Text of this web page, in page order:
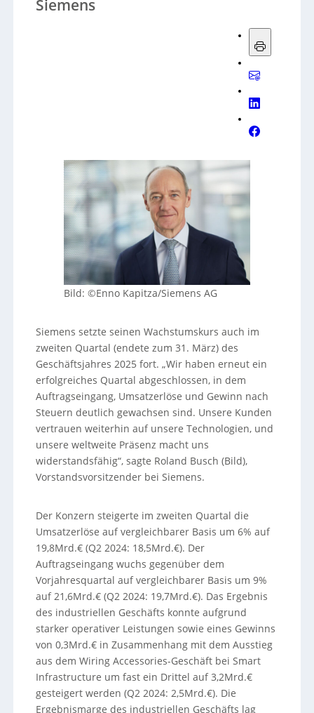
Siemens
Bild: ©Enno Kapitza/Siemens AG
Siemens setzte seinen Wachstumskurs auch im
zweiten Quartal (endete zum 31. März) des
Geschäftsjahres 2025 fort. „Wir haben erneut ein
erfolgreiches Quartal abgeschlossen, in dem
Auftragseingang, Umsatzerlöse und Gewinn nach
Steuern deutlich gewachsen sind. Unsere Kunden
vertrauen weiterhin auf unsere Technologien, und
unsere weltweite Präsenz macht uns
widerstandsfähig“, sagte Roland Busch (Bild),
Vorstandsvorsitzender bei Siemens.
Der Konzern steigerte im zweiten Quartal die
Umsatzerlöse auf vergleichbarer Basis um 6% auf
19,8Mrd.€ (Q2 2024: 18,5Mrd.€). Der
Auftragseingang wuchs gegenüber dem
Vorjahresquartal auf vergleichbarer Basis um 9%
auf 21,6Mrd.€ (Q2 2024: 19,7Mrd.€). Das Ergebnis
des industriellen Geschäfts konnte aufgrund
starker operativer Leistungen sowie eines Gewinns
von 0,3Mrd.€ in Zusammenhang mit dem Ausstieg
aus dem Wiring Accessories-Geschäft bei Smart
Infrastructure um fast ein Drittel auf 3,2Mrd.€
gesteigert werden (Q2 2024: 2,5Mrd.€). Die
Ergebnismarge des industriellen Geschäfts lag